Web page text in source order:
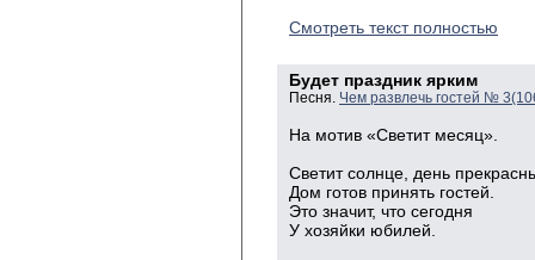
Смотреть текст полностью
Будет праздник ярким
Песня. Чем развлечь гостей №
На мотив «Светит месяц».
Светит солнце, день
Дом готов принять гостей.
Это значит, что сегодня
У хозяйки юбилей.